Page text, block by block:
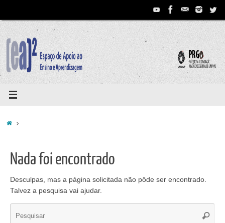
conteúdo
Home
Nada foi encontrado
Desculpas, mas a página solicitada não pôde ser encontrado.
Talvez a pesquisa vai ajudar.